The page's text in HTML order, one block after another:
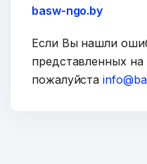
basw-ngo.by
Если Вы нашли
представленных
пожалуйста